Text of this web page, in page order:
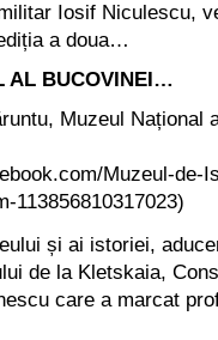
Iosif Niculescu,
a doua…
AL BUCOVINEI…
Muzeul Național
Muzeul-de-
113856810317023)
și ai istoriei,
de la Kletskaia,
care a marcat